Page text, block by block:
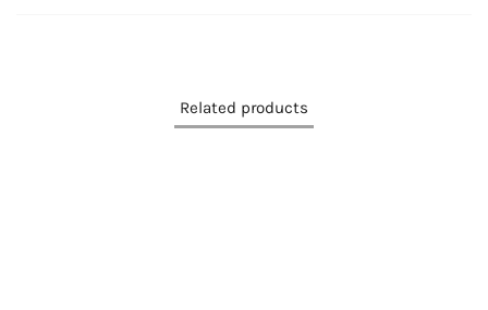
Related products